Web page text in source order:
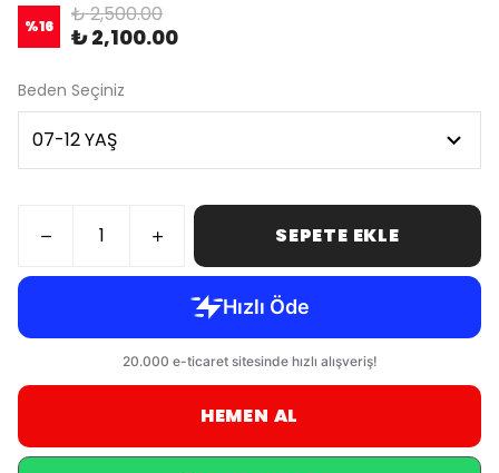
%16 ₺ 2,500.00
₺ 2,100.00
Beden Seçiniz
SEPETE EKLE
HEMEN AL